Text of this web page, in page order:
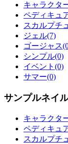
キャラクタ
ペディキュ
スカルプチ
ジェル(7)
ゴージャス
シンプル(0)
イベント(0)
サマー(0)
サンプルネイ
キャラクタ
ペディキュ
スカルプチ